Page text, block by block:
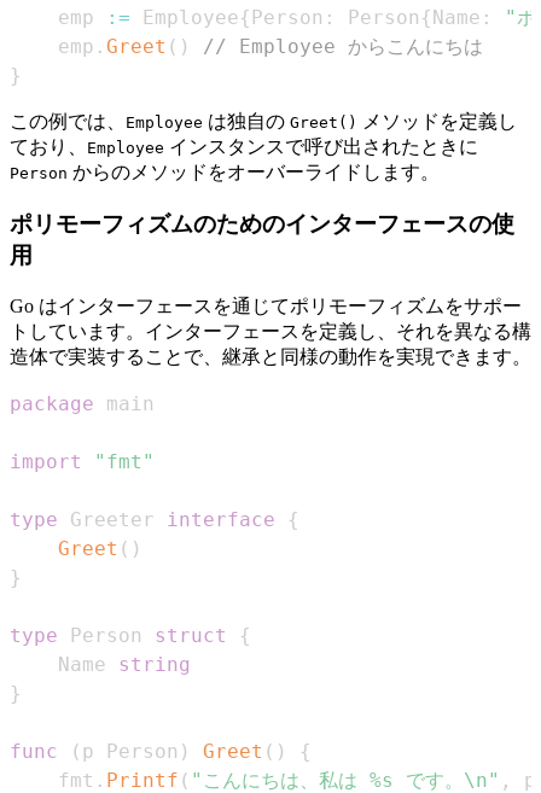
    emp
:= Employee{ Person : Person { Name :
"
    emp
. Greet ( )
// Employee からこんにちは
}
この例では、 Employee は独自の Greet() メソッドを定義し
ており、
Employee インスタンスで呼び出されたときに
Person からのメソッドをオーバーライドします。
ポリモーフィズムのためのインターフェースの使
用
Go はインターフェースを通じてポリモーフィズムをサポー
トしています。インターフェースを定義し、それを異なる構
造体で実装することで、継承と同様の動作を実現できます。
package
import "fmt"
type Greeter interface
{
Greet ( )
}
type Person struct
{
    Name
string
}
func ( p Person ) Greet ( )
{
    fmt
. Printf ( "こんにちは、私は %s です。\n" , p